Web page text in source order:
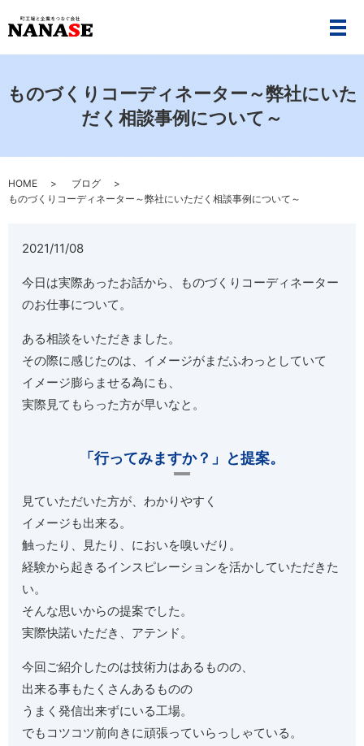
メ
ものづくりコーディネーター～弊社にいた
だく相談事例について～
HOME
ブログ
ものづくりコーディネーター～弊社にいただく相談事例について～
2021/11/08
今日は実際あったお話から、ものづくりコーディネーター
のお仕事について。
ある相談をいただきました。
その際に感じたのは、イメージがまだふわっとしていて
イメージ膨らませる為にも、
実際見てもらった方が早いなと。
「行ってみますか？」と提案。
見ていただいた方が、わかりやすく
イメージも出来る。
触ったり、見たり、においを嗅いだり。
経験から起きるインスピレーションを活かしていただきた
い。
そんな思いからの提案でした。
実際快諾いただき、アテンド。
今回ご紹介したのは技術力はあるものの、
出来る事もたくさんあるものの
うまく発信出来ずにいる工場。
でもコツコツ前向きに頑張っていらっしゃている。